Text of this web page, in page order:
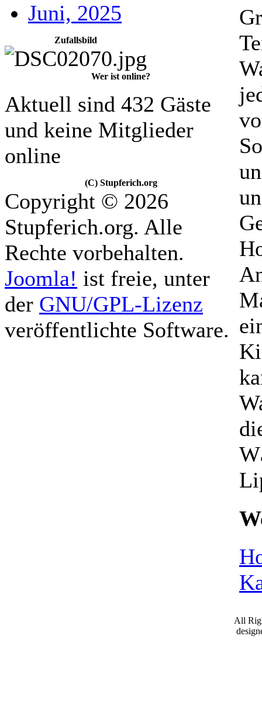
Juni, 2025
Zufallsbild
Wer ist online?
Aktuell sind 432 Gäste
und keine Mitglieder
online
(C) Stupferich.org
Copyright © 2026
Stupferich.org. Alle
Rechte vorbehalten.
Joomla! ist freie, unter
der GNU/GPL-Lizenz
veröffentlichte Software.
All